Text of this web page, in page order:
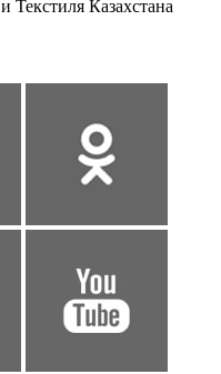
Текстиля Казахстана